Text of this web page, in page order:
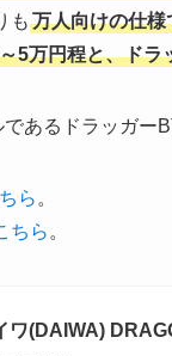
も 万人向けの仕
5万円程と、ドラ
あるドラッガー
ら 。
ちら 。
ワ(DAIWA)